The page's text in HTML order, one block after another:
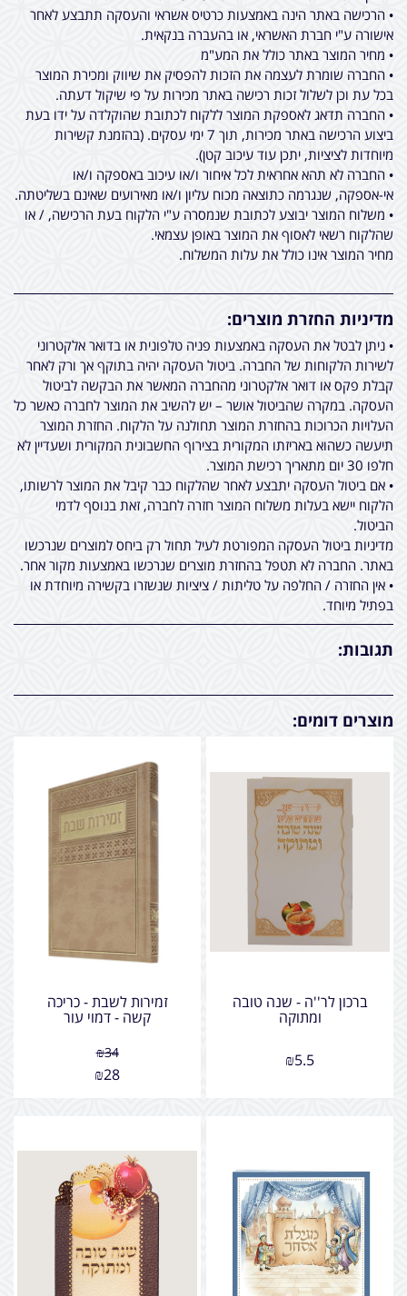
• הרכישה באתר הינה באמצעות כרטיס אשראי והעסקה תתבצע לאחר
אישורה ע"י חברת האשראי, או בהעברה בנקאית.
• מחיר המוצר באתר כולל את המע"מ
• החברה שומרת לעצמה את הזכות להפסיק את שיווק ומכירת המוצר
בכל עת וכן לשלול זכות רכישה באתר מכירות על פי שיקול דעתה.
• החברה תדאג לאספקת המוצר ללקוח לכתובת שהוקלדה על ידו בעת
ביצוע הרכישה באתר מכירות, תוך 7 ימי עסקים. (בהזמנת קשירות
מיוחדות לציציות, יתכן עוד עיכוב קטן).
• החברה לא תהא אחראית לכל איחור ו/או עיכוב באספקה ו/או
אי-אספקה, שנגרמה כתוצאה מכוח עליון ו/או מאירועים שאינם בשליטתה.
• משלוח המוצר יבוצע לכתובת שנמסרה ע"י הלקוח בעת הרכישה, / או
שהלקוח רשאי לאסוף את המוצר באופן עצמאי.
מחיר המוצר אינו כולל את עלות המשלוח.
מדיניות החזרת מוצרים:
• ניתן לבטל את העסקה באמצעות פניה טלפונית או בדואר אלקטרוני
לשירות הלקוחות של החברה. ביטול העסקה יהיה בתוקף אך ורק לאחר
קבלת פקס או דואר אלקטרוני מהחברה המאשר את הבקשה לביטול
העסקה. במקרה שהביטול אושר – יש להשיב את המוצר לחברה כאשר כל
העלויות הכרוכות בהחזרת המוצר תחולנה על הלקוח. החזרת המוצר
תיעשה כשהוא באריזתו המקורית בצירוף החשבונית המקורית ושעדיין לא
חלפו 30 יום מתאריך רכישת המוצר.
• אם ביטול העסקה יתבצע לאחר שהלקוח כבר קיבל את המוצר לרשותו,
הלקוח יישא בעלות משלוח המוצר חזרה לחברה, זאת בנוסף לדמי
הביטול.
מדיניות ביטול העסקה המפורטת לעיל תחול רק ביחס למוצרים שנרכשו
באתר. החברה לא תטפל בהחזרת מוצרים שנרכשו באמצעות מקור אחר.
• אין החזרה / החלפה על טליתות / ציציות שנשזרו בקשירה מיוחדת או
בפתיל מיוחד.
תגובות:
מוצרים דומים:
ברכון לר''ה - שנה טובה
ומתוקה
₪5.5
זמירות לשבת - כריכה
קשה - דמוי עור
₪34
₪28